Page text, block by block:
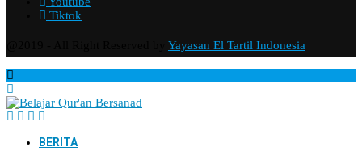
Tiktok
Yayasan El Tartil Indonesia
BERITA